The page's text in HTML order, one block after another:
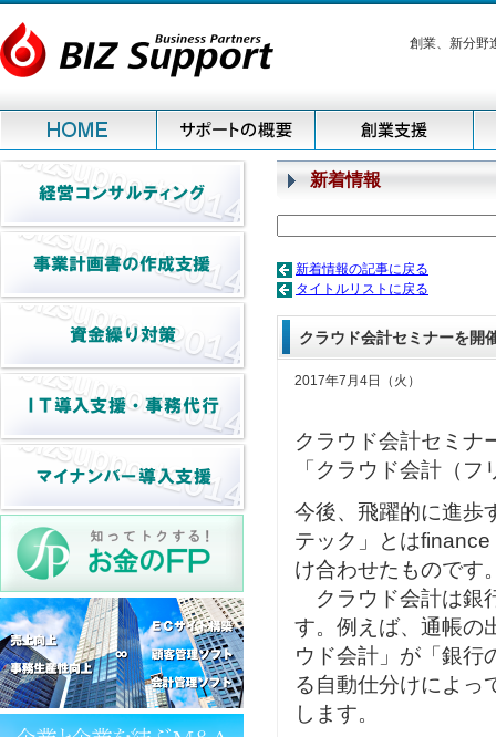
創業、新分野
新着情報
新着情報の記事に戻る
タイトルリストに戻る
クラウド会計セミナーを開
2017年7月4日（火）
クラウド会計セミナ
「クラウド会計（
今後、飛躍的に進歩
テック」とは
け合わせたものです
クラウド会計は銀
す。例えば、通帳の
ウド会計」が「銀行
る自動仕分けによっ
します。